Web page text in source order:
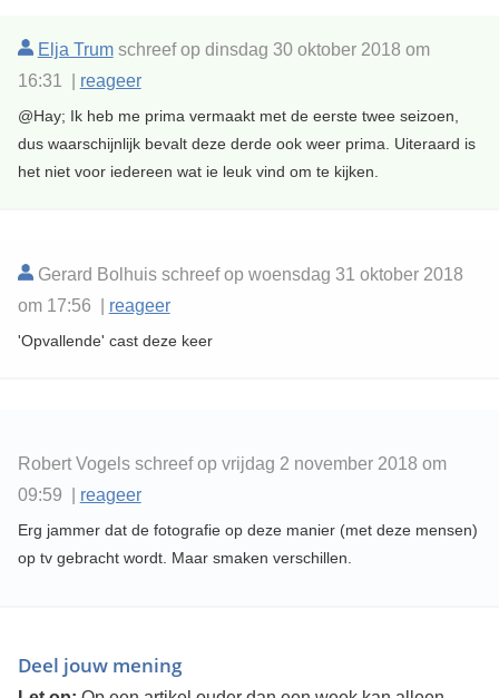
Elja Trumschreef op dinsdag 30 oktober 2018 om
16:31 | reageer
@Hay; Ik heb me prima vermaakt met de eerste twee seizoen,
dus waarschijnlijk bevalt deze derde ook weer prima. Uiteraard is
het niet voor iedereen wat ie leuk vind om te kijken.
Gerard Bolhuis schreef op woensdag 31 oktober 2018
om 17:56 | reageer
'Opvallende' cast deze keer
Robert Vogels schreef op vrijdag 2 november 2018 om
09:59 | reageer
Erg jammer dat de fotografie op deze manier (met deze mensen)
op tv gebracht wordt. Maar smaken verschillen.
Deel jouw mening